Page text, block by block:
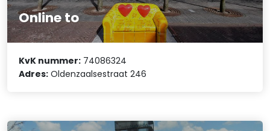
Online to
KvK nummer: 74086324
Adres: Oldenzaalsestraat 246